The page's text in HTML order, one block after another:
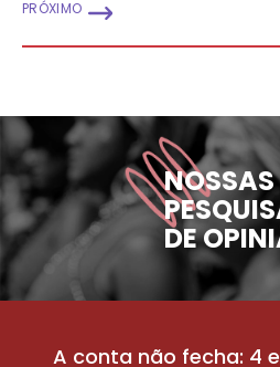
PRÓXIMO
NOSSAS
DE
A conta não fecha: 4